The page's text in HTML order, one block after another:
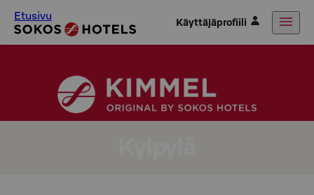
Etusivu Käyttäjäprofiili